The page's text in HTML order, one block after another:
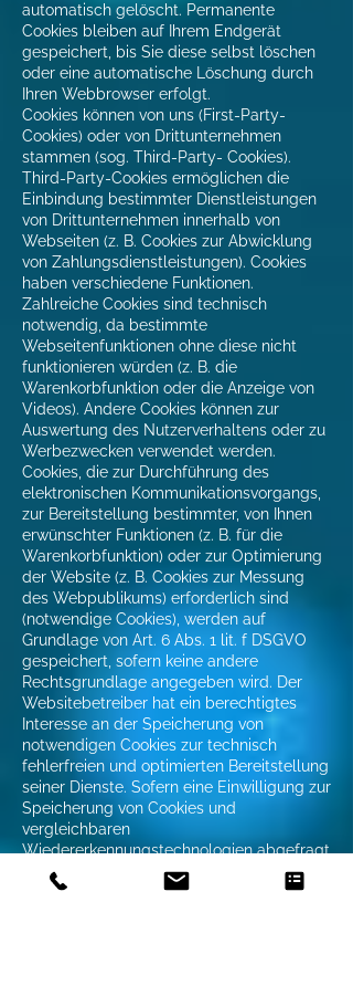
automatisch gelöscht. Permanente
Cookies bleiben auf Ihrem Endgerät
gespeichert, bis Sie diese selbst löschen
oder eine automatische Löschung durch
Ihren Webbrowser erfolgt.
Cookies können von uns (First-Party-
Cookies) oder von Drittunternehmen
stammen (sog. Third-Party- Cookies).
Third-Party-Cookies ermöglichen die
Einbindung bestimmter Dienstleistungen
von Drittunternehmen innerhalb von
Webseiten (z. B. Cookies zur Abwicklung
von Zahlungsdienstleistungen). Cookies
haben verschiedene Funktionen.
Zahlreiche Cookies sind technisch
notwendig, da bestimmte
Webseitenfunktionen ohne diese nicht
funktionieren würden (z. B. die
Warenkorbfunktion oder die Anzeige von
Videos). Andere Cookies können zur
Auswertung des Nutzerverhaltens oder zu
Werbezwecken verwendet werden.
Cookies, die zur Durchführung des
elektronischen Kommunikationsvorgangs,
zur Bereitstellung bestimmter, von Ihnen
erwünschter Funktionen (z. B. für die
Warenkorbfunktion) oder zur Optimierung
der Website (z. B. Cookies zur Messung
des Webpublikums) erforderlich sind
(notwendige Cookies), werden auf
Grundlage von Art. 6 Abs. 1 lit. f DSGVO
gespeichert, sofern keine andere
Rechtsgrundlage angegeben wird. Der
Websitebetreiber hat ein berechtigtes
Interesse an der Speicherung von
notwendigen Cookies zur technisch
fehlerfreien und optimierten Bereitstellung
seiner Dienste. Sofern eine Einwilligung zur
Speicherung von Cookies und
vergleichbaren
Wiedererkennungstechnologien abgefragt
wurde, erfolgt die Verarbeitung
ausschließlich auf Grundlage dieser